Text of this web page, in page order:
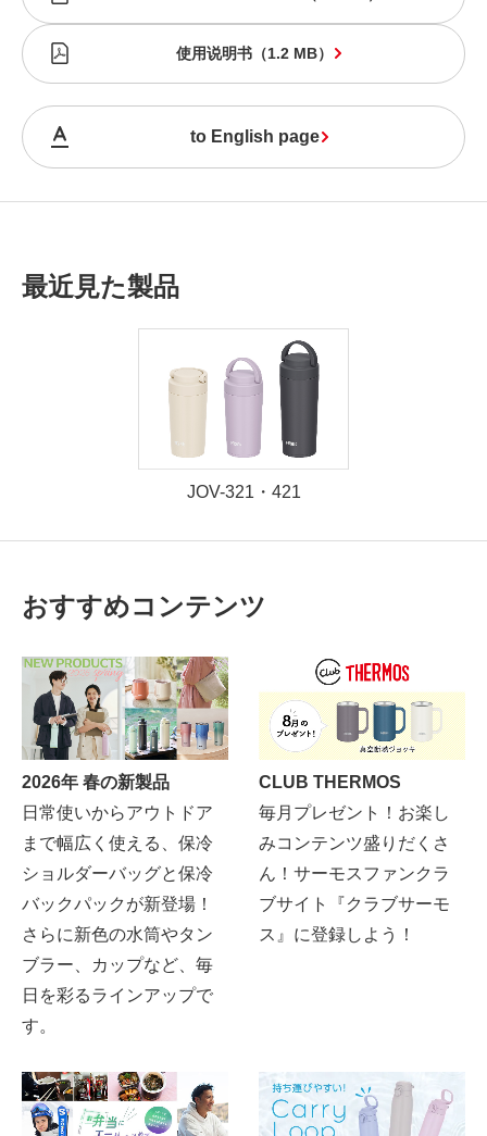
使用说明书 （1.2 MB）
to English page
最近見た製品
JOV-321・421
おすすめコンテンツ
2026年 春の新製品
日常使いからアウトドア
まで幅広く使える、保冷
ショルダーバッグと保冷
バックパックが新登場！
さらに新色の水筒やタン
ブラー、カップなど、毎
日を彩るラインアップで
す。
CLUB THERMOS
毎月プレゼント！お楽し
みコンテンツ盛りだくさ
ん！サーモスファンクラ
ブサイト『クラブサーモ
ス』に登録しよう！